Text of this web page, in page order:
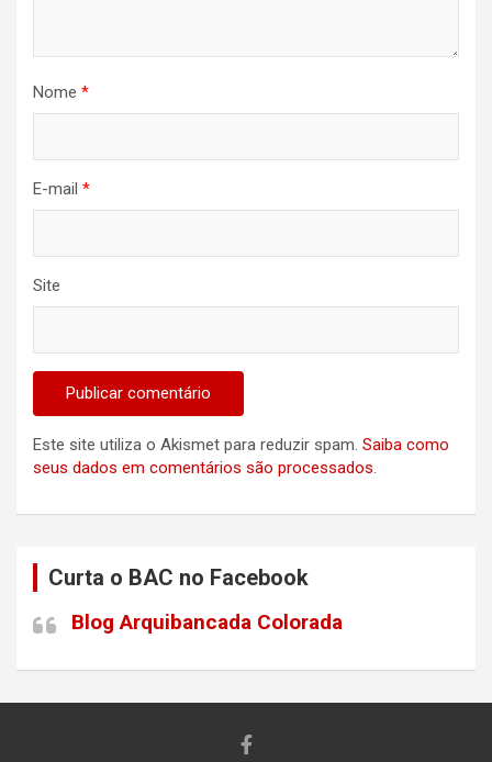
Nome *
E-mail *
Site
Este site utiliza o Akismet para reduzir spam. Saiba como
seus dados em comentários são processados.
Curta o BAC no Facebook
Blog Arquibancada Colorada